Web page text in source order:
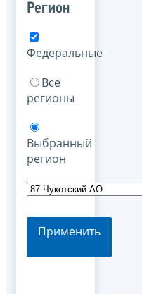
Регион
Федеральные
Все
регионы
Выбранный
регион
Применить